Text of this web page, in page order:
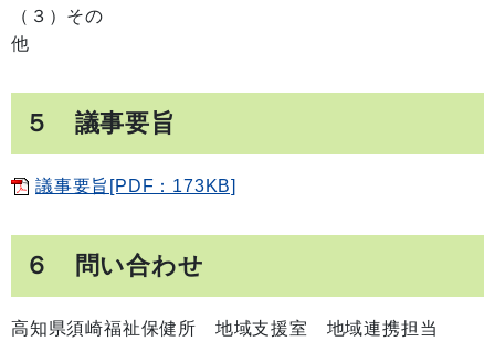
（３）その
５ 議事要旨
議事要旨[PDF：173KB]
６ 問い合わせ
高知県須崎福祉保健所 地域支援室 地域連携担当